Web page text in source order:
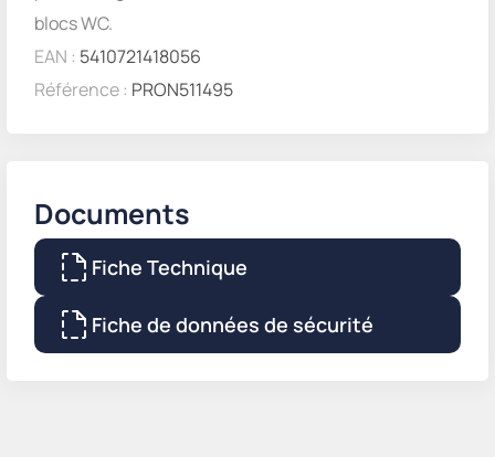
blocs WC.
EAN : 5410721418056
Référence : PRON511495
Documents
Fiche Technique
Fiche de données de sécurité